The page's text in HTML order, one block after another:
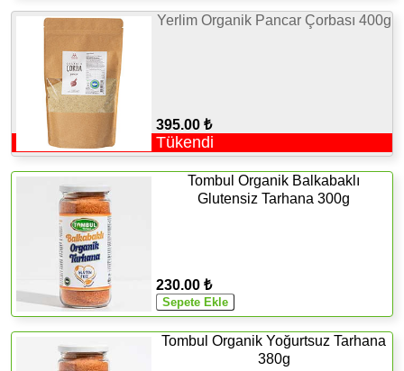
Yerlim Organik Pancar Çorbası 400g
395.00 ₺
Tükendi
Tombul Organik Balkabaklı
Glutensiz Tarhana 300g
230.00 ₺
Tombul Organik Yoğurtsuz Tarhana
380g